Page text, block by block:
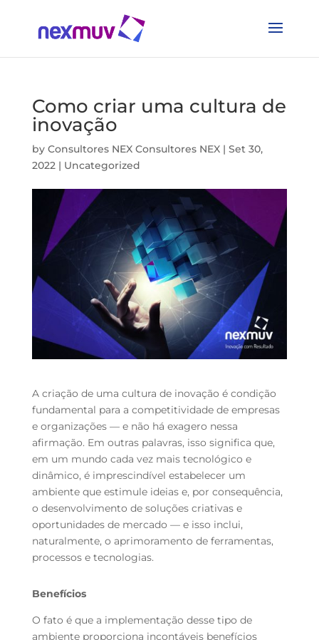
Como criar uma cultura de
inovação
by Consultores NEX Consultores NEX| Set 30,
2022| Uncategorized
A criação de uma cultura de inovação é condição
fundamental para a competitividade de empresas
e organizações — e não há exagero nessa
afirmação. Em outras palavras, isso significa que,
em um mundo cada vez mais tecnológico e
dinâmico, é imprescindível estabelecer um
ambiente que estimule ideias e, por consequência,
o desenvolvimento de soluções criativas e
oportunidades de mercado — e isso inclui,
naturalmente, o aprimoramento de ferramentas,
processos e tecnologias.
Benefícios
O fato é que a implementação desse tipo de
ambiente proporciona incontáveis benefícios